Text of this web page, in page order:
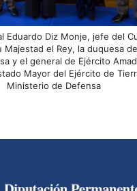
Eduardo Diz Monje, jefe del
Majestad el Rey, la duquesa
y el general de Ejército
Mayor del Ejército de
Ministerio de Defensa